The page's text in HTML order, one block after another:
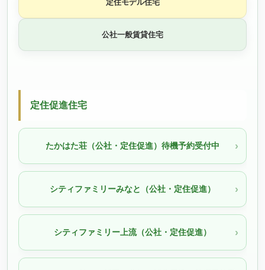
定住モデル住宅
公社一般賃貸住宅
定住促進住宅
たかはた荘（公社・定住促進）待機予約受付中
シティファミリーみなと（公社・定住促進）
シティファミリー上流（公社・定住促進）